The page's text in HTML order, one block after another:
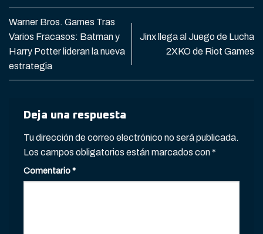
Warner Bros. Games Tras
Varios Fracasos: Batman y
Harry Potter lideran la nueva
estrategia
Jinx llega al Juego de Lucha
2XKO de Riot Games
Deja una respuesta
Tu dirección de correo electrónico no será publicada.
Los campos obligatorios están marcados con*
Comentario*